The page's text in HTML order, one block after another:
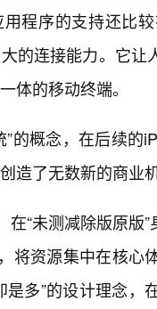
程序的支持还比
的连接能力。它
体的移动终端。
”的概念，在后续
造了无数新的商业
在“未测减除版原
将资源集中在核
是多”的设计理念